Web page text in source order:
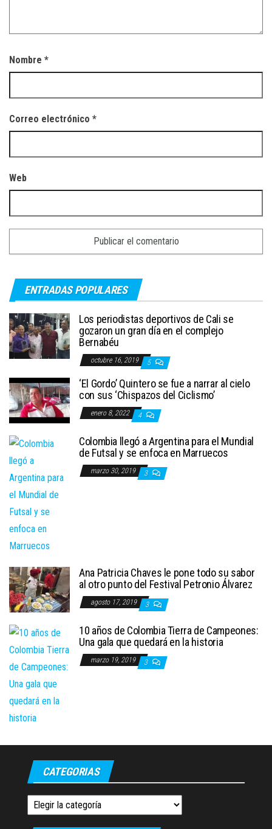
Nombre *
Correo electrónico *
Web
ENTRADAS POPULARES
Los periodistas deportivos de Cali se
gozaron un gran día en el complejo
Bernabéu
octubre 16, 2019 5
‘El Gordo’ Quintero se fue a narrar al cielo
con sus ‘Chispazos del Ciclismo’
enero 8, 2022 4
Colombia llegó a Argentina para el Mundial
de Futsal y se enfoca en Marruecos
marzo 30, 2019 3
Ana Patricia Chaves le pone todo su sabor
al otro punto del Festival Petronio Álvarez
agosto 17, 2019 3
10 años de Colombia Tierra de Campeones:
Una gala que quedará en la historia
marzo 19, 2019 3
CATEGORIAS
Categorias